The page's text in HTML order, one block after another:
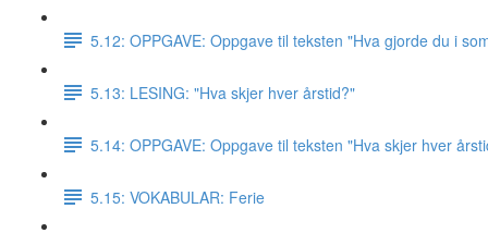
5.12: OPPGAVE: Oppgave til teksten "Hva gjorde du i
5.13: LESING: "Hva skjer hver årstid?"
5.14: OPPGAVE: Oppgave til teksten "Hva skjer hver
5.15: VOKABULAR: Ferie